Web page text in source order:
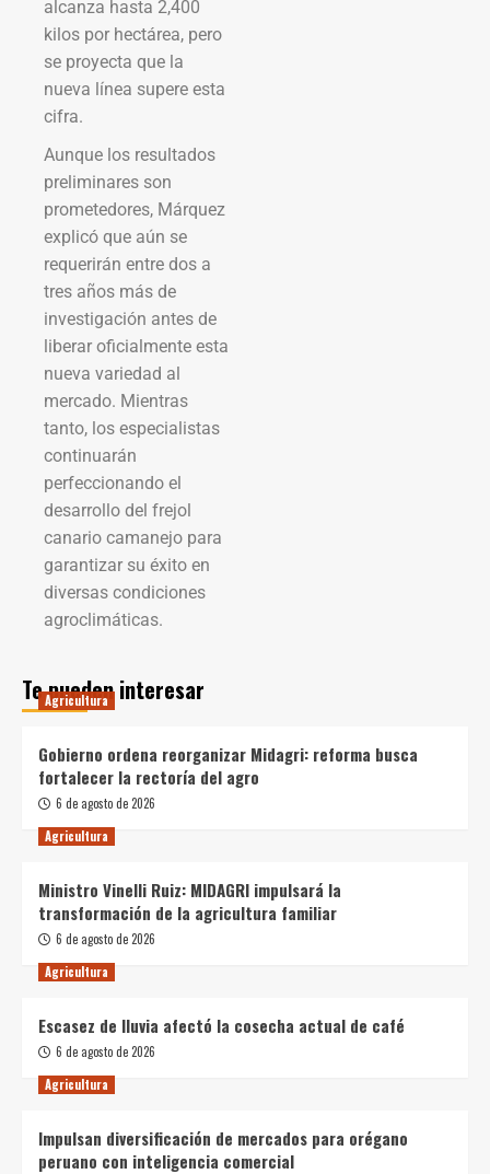
alcanza hasta 2,400
kilos por hectárea, pero
se proyecta que la
nueva línea supere esta
cifra.
Aunque los resultados
preliminares son
prometedores, Márquez
explicó que aún se
requerirán entre dos a
tres años más de
investigación antes de
liberar oficialmente esta
nueva variedad al
mercado. Mientras
tanto, los especialistas
continuarán
perfeccionando el
desarrollo del frejol
canario camanejo para
garantizar su éxito en
diversas condiciones
agroclimáticas.
Te pueden interesar
Agricultura
Gobierno ordena reorganizar Midagri: reforma busca
fortalecer la rectoría del agro
6 de agosto de 2026
Agricultura
Ministro Vinelli Ruiz: MIDAGRI impulsará la
transformación de la agricultura familiar
6 de agosto de 2026
Agricultura
Escasez de lluvia afectó la cosecha actual de café
6 de agosto de 2026
Agricultura
Impulsan diversificación de mercados para orégano
peruano con inteligencia comercial